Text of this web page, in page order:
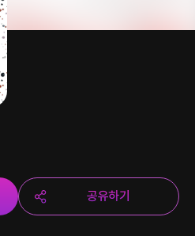
공유하기